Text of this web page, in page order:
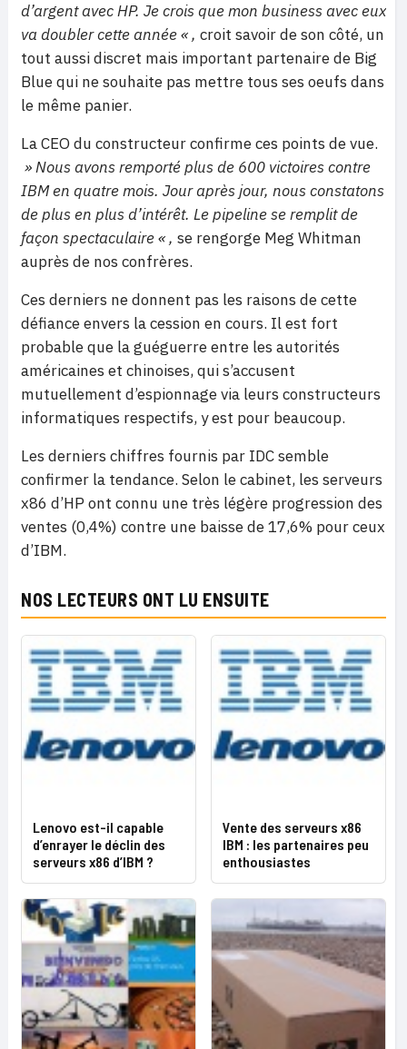
d’argent avec HP. Je crois que mon business avec eux
va doubler cette année « , croit savoir de son côté, un
tout aussi discret mais important partenaire de Big
Blue qui ne souhaite pas mettre tous ses oeufs dans
le même panier.
La CEO du constructeur confirme ces points de vue.
» Nous avons remporté plus de 600 victoires contre
IBM en quatre mois. Jour après jour, nous constatons
de plus en plus d’intérêt. Le pipeline se remplit de
façon spectaculaire « , se rengorge Meg Whitman
auprès de nos confrères.
Ces derniers ne donnent pas les raisons de cette
défiance envers la cession en cours. Il est fort
probable que la guéguerre entre les autorités
américaines et chinoises, qui s’accusent
mutuellement d’espionnage via leurs constructeurs
informatiques respectifs, y est pour beaucoup.
Les derniers chiffres fournis par IDC semble
confirmer la tendance. Selon le cabinet, les serveurs
x86 d’HP ont connu une très légère progression des
ventes (0,4%) contre une baisse de 17,6% pour ceux
d’IBM.
NOS LECTEURS ONT LU ENSUITE
Lenovo est-il capable
d’enrayer le déclin des
serveurs x86 d’IBM ?
Vente des serveurs x86
IBM : les partenaires peu
enthousiastes